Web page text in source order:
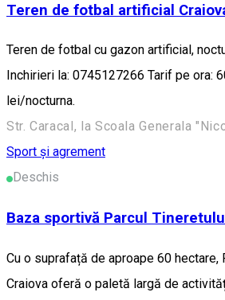
Teren de fotbal artificial
Teren de fotbal cu gazon artificial,
Inchirieri la: 0745127266 Tarif pe ora:
lei/nocturna.
Sport și agrement
Deschis
Baza sportivă Parcul
Cu o suprafață de aproape 60 hectare,
Craiova oferă o paletă largă de